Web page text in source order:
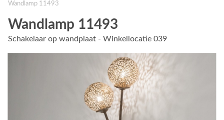
Wandlamp 11493
Wandlamp 11493
Schakelaar op wandplaat - Winkellocatie 039